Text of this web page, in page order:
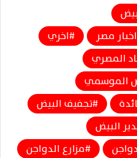
اخبار مصر
اخري
المصري
الموسمي
تجفيف البيض
البيض
مزارع الدواجن